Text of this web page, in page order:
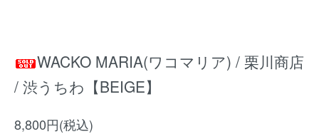
WACKO MARIA(ワコマリア) / 栗川商店
/ 渋うちわ【BEIGE】
8,800円(税込)